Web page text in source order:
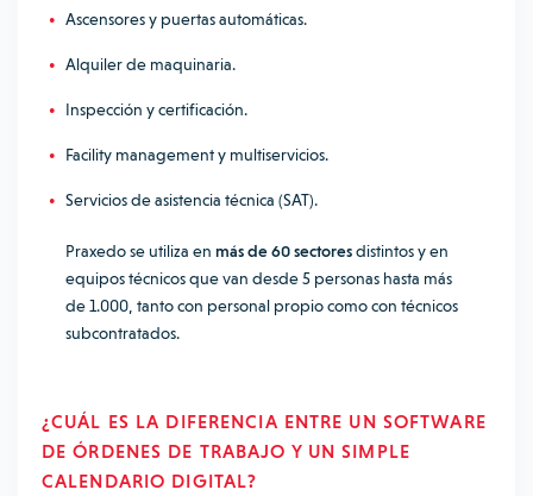
Ascensores y puertas automáticas.
Alquiler de maquinaria.
Inspección y certificación.
Facility management y multiservicios.
Servicios de asistencia técnica (SAT).
Praxedo se utiliza en más de 60 sectoresdistintos y en
equipos técnicos que van desde 5 personas hasta más
de 1.000, tanto con personal propio como con técnicos
subcontratados.
¿CUÁL ES LA DIFERENCIA ENTRE UN SOFTWARE
DE ÓRDENES DE TRABAJO Y UN SIMPLE
CALENDARIO DIGITAL?